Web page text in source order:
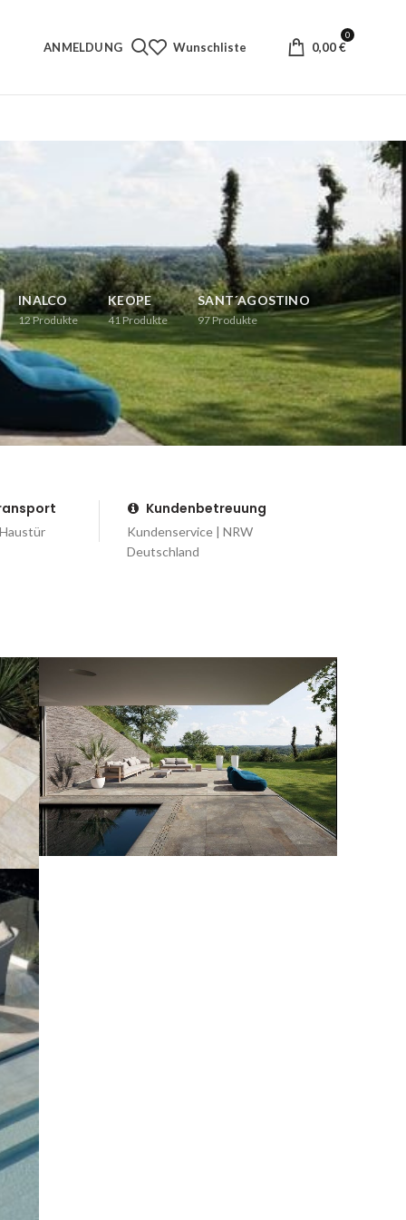
ANMELDUNG Wunschliste
0
0,00€
INALCO
12Produkte
KEOPE
41 Produkte
SANT´AGOSTINO
97Produkte
Kundenbetreuung
Kundenservice | NRW
Deutschland